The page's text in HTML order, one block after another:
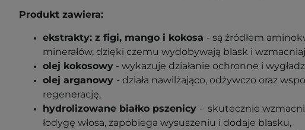
Produkt zawiera:
ekstrakty: z figi, mango i kokosa - są źródłem
minerałów, dzięki czemu wydobywają blask i
olej kokosowy - wykazuje działanie ochronne i
olej arganowy - działa nawilżająco, odżywczo oraz
regenerację,
hydrolizowane białko pszenicy - skutecznie
łodygę włosa, zapobiega wysuszeniu i dodaje blasku,